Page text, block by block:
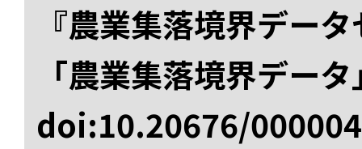
『農業集落境界デー
「農業集落境界デー
doi:10.20676/